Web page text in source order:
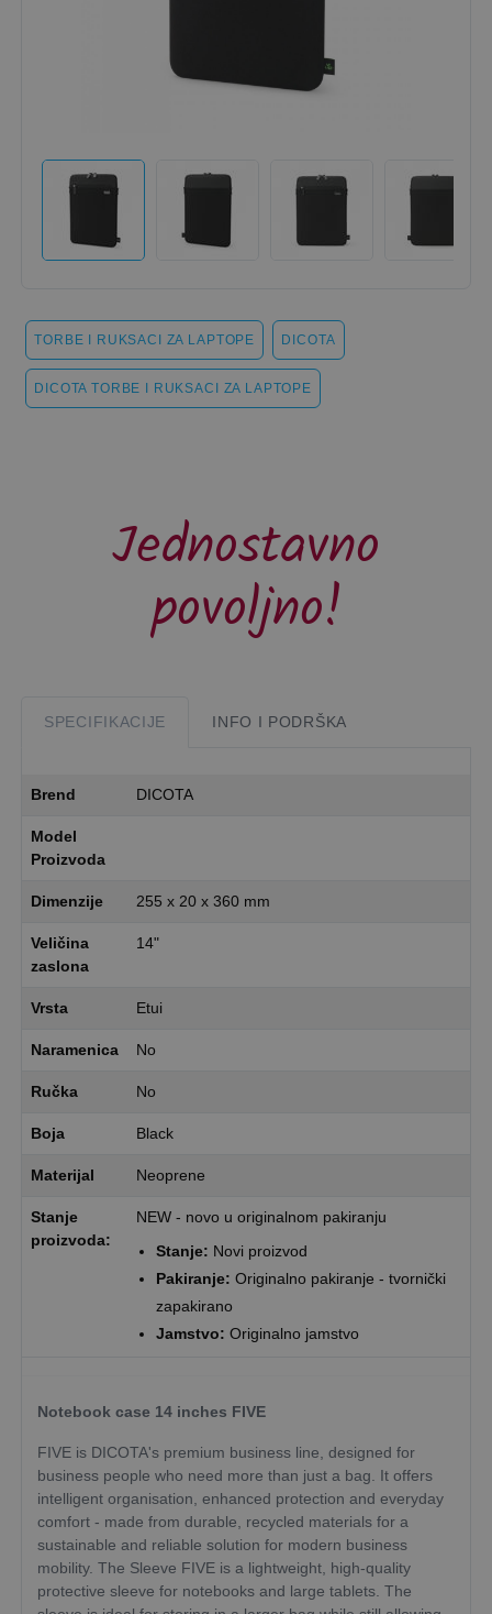
TORBE I RUKSACI ZA LAPTOPE DICOTA
DICOTA TORBE I RUKSACI ZA LAPTOPE
Jednostavno
povoljno!
SPECIFIKACIJE INFO I PODRŠKA
Brend DICOTA
Model
Proizvoda
Dimenzije 255 x 20 x 360 mm
Veličina
zaslona
14"
Vrsta Etui
Naramenica No
Ručka No
Boja Black
Materijal Neoprene
Stanje
proizvoda:
NEW - novo u originalnom pakiranju
Stanje: Novi proizvod
Pakiranje: Originalno pakiranje - tvornički
zapakirano
Jamstvo: Originalno jamstvo
Notebook case 14 inches FIVE
FIVE is DICOTA's premium business line, designed for
business people who need more than just a bag. It offers
intelligent organisation, enhanced protection and everyday
comfort - made from durable, recycled materials for a
sustainable and reliable solution for modern business
mobility. The Sleeve FIVE is a lightweight, high-quality
protective sleeve for notebooks and large tablets. The